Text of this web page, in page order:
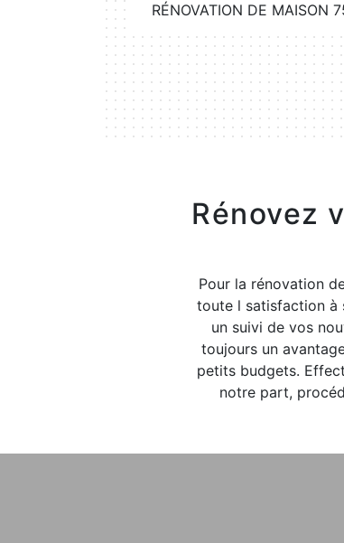
RÉNOVATION DE MAISON
Rénovez
Pour la rénovation
toute l satisfaction à
un suivi de vos
toujours un
petits budgets.
notre part,